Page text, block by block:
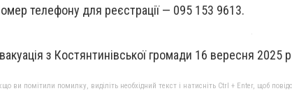
телефону для реєстрації — 095 153 9613.
з Костянтинівської громади 16 вересня
ви помітили помилку, виділіть необхідний текст і натисніть Ctrl + Enter, щоб